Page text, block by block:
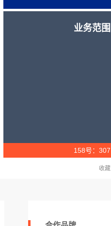
业务范围
158号：307
收藏